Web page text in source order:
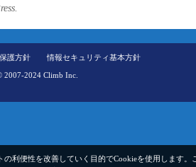
護方針 情報セキュリティ基本方針
2007-2024 Climb Inc.
の利便性を改善していく目的でCookieを使用します。